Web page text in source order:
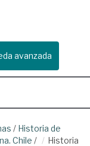
avanzada
/ Historia de
Chile /
Historia